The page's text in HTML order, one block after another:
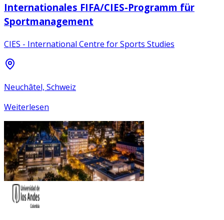
Internationales FIFA/CIES-Programm für
Sportmanagement
CIES - International Centre for Sports Studies
Neuchâtel, Schweiz
Weiterlesen